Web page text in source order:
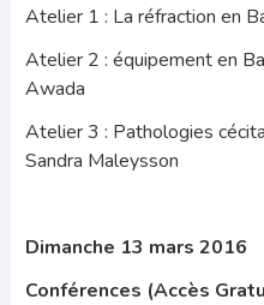
Atelier 1 : La réfraction en
Atelier 2 : équipement en
Awada
Atelier 3 : Pathologies
Sandra Maleysson
Dimanche 13 mars 2016
Conférences (Accès